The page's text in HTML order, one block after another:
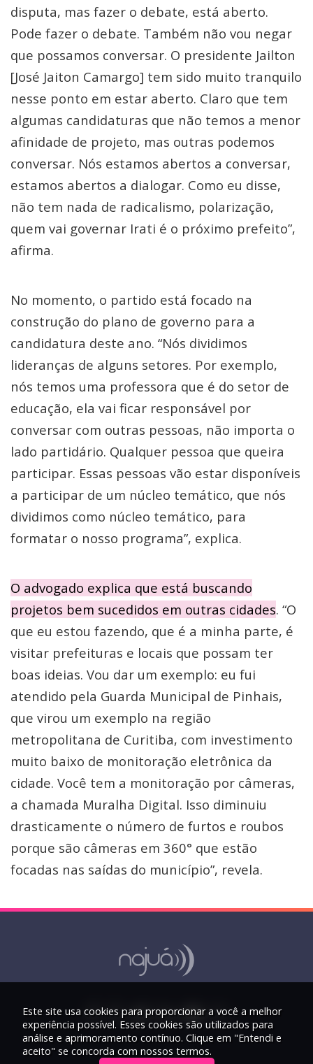
disputa, mas fazer o debate, está aberto.
Pode fazer o debate. Também não vou negar
que possamos conversar. O presidente Jailton
[José Jaiton Camargo] tem sido muito tranquilo
nesse ponto em estar aberto. Claro que tem
algumas candidaturas que não temos a menor
afinidade de projeto, mas outras podemos
conversar. Nós estamos abertos a conversar,
estamos abertos a dialogar. Como eu disse,
não tem nada de radicalismo, polarização,
quem vai governar Irati é o próximo prefeito”,
afirma.
No momento, o partido está focado na
construção do plano de governo para a
candidatura deste ano. “Nós dividimos
lideranças de alguns setores. Por exemplo,
nós temos uma professora que é do setor de
educação, ela vai ficar responsável por
conversar com outras pessoas, não importa o
lado partidário. Qualquer pessoa que queira
participar. Essas pessoas vão estar disponíveis
a participar de um núcleo temático, que nós
dividimos como núcleo temático, para
formatar o nosso programa”, explica.
O advogado explica que está buscando
projetos bem sucedidos em outras cidades. “O
que eu estou fazendo, que é a minha parte, é
visitar prefeituras e locais que possam ter
boas ideias. Vou dar um exemplo: eu fui
atendido pela Guarda Municipal de Pinhais,
que virou um exemplo na região
metropolitana de Curitiba, com investimento
muito baixo de monitoração eletrônica da
cidade. Você tem a monitoração por câmeras,
a chamada Muralha Digital. Isso diminuiu
drasticamente o número de furtos e roubos
porque são câmeras em 360° que estão
focadas nas saídas do município”, revela.
Este site usa cookies para proporcionar a você a melhor
experiência possível. Esses cookies são utilizados para
análise e aprimoramento contínuo. Clique em "Entendi e
aceito" se concorda com nossos termos.